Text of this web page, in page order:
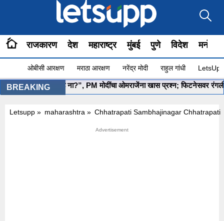
राजकारण देश महाराष्ट्र मुंबई पुणे विदेश
ओबीसी आरक्षण मराठा आरक्षण नरेंद्र मोदी राहुल गांधी
BREAKING
”योग सुरू आहे ना?”, PM मोदींचा ओमराजेंना खास प्रश्न; फिटनेसवर रंगली चर्चा
Letsupp » maharashtra » Chhatrapati Sambhajinagar